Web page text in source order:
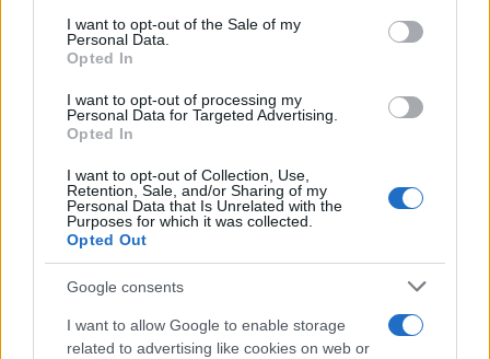
consent section.
I want to opt-out of the Sale of my
Personal Data.
Opted In
I want to opt-out of processing my
Personal Data for Targeted Advertising.
Opted In
I want to opt-out of Collection, Use,
Retention, Sale, and/or Sharing of my
Personal Data that Is Unrelated with the
Purposes for which it was collected.
Opted Out
Google consents
I want to allow Google to enable storage
related to advertising like cookies on web or